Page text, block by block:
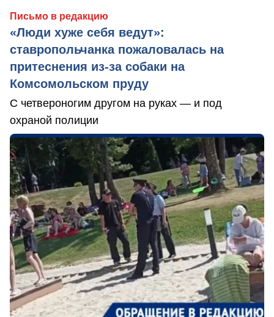
Письмо в редакцию
«Люди хуже себя ведут»:
ставропольчанка пожаловалась на
притеснения из-за собаки на
Комсомольском пруду
С четвероногим другом на руках — и под
охраной полиции